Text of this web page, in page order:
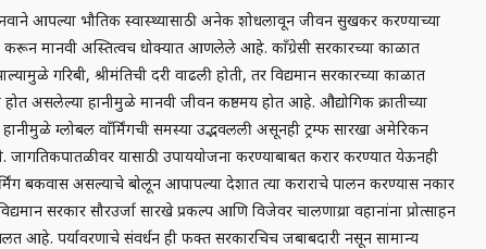
आपल्या भौतिक स्वास्थ्यासाठी अनेक शोधलावून जीवन सुखकर करण्याच्या
करून मानवी अस्तित्वच धोक्यात आणलेले आहे. काँग्रेसी सरकारच्या काळात
गरिबी, श्रीमंतिची दरी वाढली होती, तर विद्यमान सरकारच्या काळात
होत असलेल्या हानीमुळे मानवी जीवन कष्ठमय होत आहे. औद्योगिक क्रातीच्या
हानीमुळे ग्लोबल वाँर्मिंगची समस्या उद्भवलली असूनही ट्रम्फ सारखा अमेरिकन
जागतिकपातळीवर यासाठी उपाययोजना करण्याबाबत करार करण्यात येऊनही
बकवास असल्याचे बोलून आपापल्या देशात त्या कराराचे पालन करण्यास नकार
सरकार सौरउर्जा सारखे प्रकल्प आणि विजेवर चालणाय्रा वहानांना प्रोत्साहन
आहे. पर्यावरणाचे संवर्धन ही फक्त सरकारचिच जबाबदारी नसून सामान्य